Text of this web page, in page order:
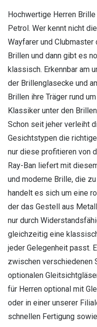
Brillenbügel
Brillenetuis
Brillenkettchen
Hochwertige Herren Brille
Petrol. Wer kennt nicht
Wayfarer und Clubmaster
Brillen und dann gibt es
klassisch. Erkennbar am
der Brillenglasecke und
Brillen ihre Träger rund
Klassiker unter den
Schon seit jeher verleiht
Gesichtstypen die
nur diese profitieren von
Ray-Ban liefert mit
und moderne Brille, die
handelt es sich um eine
der das Gestell aus
nur durch
gleichzeitig eine
jeder Gelegenheit passt.
zwischen verschiedenen
optionalen
für Herren optional mit
oder in einer unserer
schnellen Fertigung